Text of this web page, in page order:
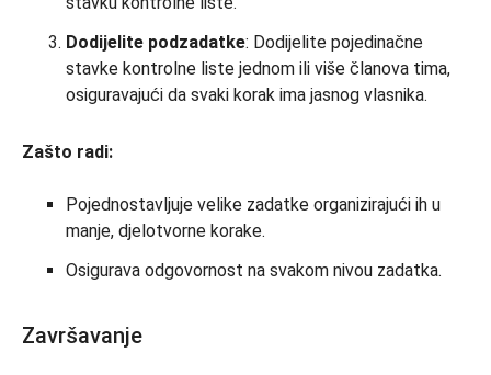
Dodijelite podzadatke: Dodijelite pojedinačne
stavke kontrolne liste jednom ili više članova tima,
osiguravajući da svaki korak ima jasnog vlasnika.
Zašto radi:
Pojednostavljuje velike zadatke organizirajući ih u
manje, djelotvorne korake.
Osigurava odgovornost na svakom nivou zadatka.
Završavanje